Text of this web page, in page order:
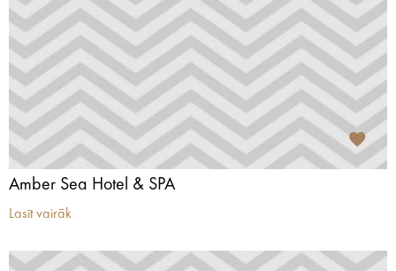
Amber Sea Hotel & SPA
Lasīt vairāk